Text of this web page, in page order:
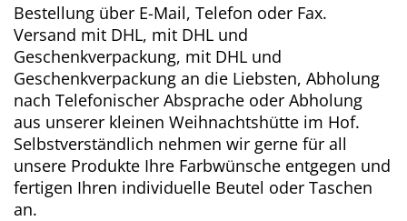
Bestellung über E-Mail, Telefon oder Fax.
Versand mit DHL, mit DHL und
Geschenkverpackung, mit DHL und
Geschenkverpackung an die Liebsten, Abholung
nach Telefonischer Absprache oder Abholung
aus unserer kleinen Weihnachtshütte im Hof.
Selbstverständlich nehmen wir gerne für all
unsere Produkte Ihre Farbwünsche entgegen und
fertigen Ihren individuelle Beutel oder Taschen
an.